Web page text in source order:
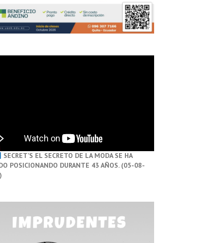
SECRET’S EL SECRETO DE LA MODA SE HA
POSICIONANDO DURANTE 43 AÑOS. (05-08-